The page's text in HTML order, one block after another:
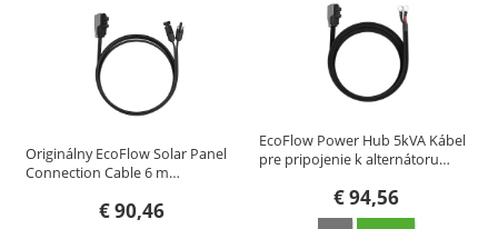
Originálny EcoFlow Solar Panel
Connection Cable 6 m…
€90,46
EcoFlow Power Hub 5kVA Kábel
pre pripojenie k alternátoru…
€94,56